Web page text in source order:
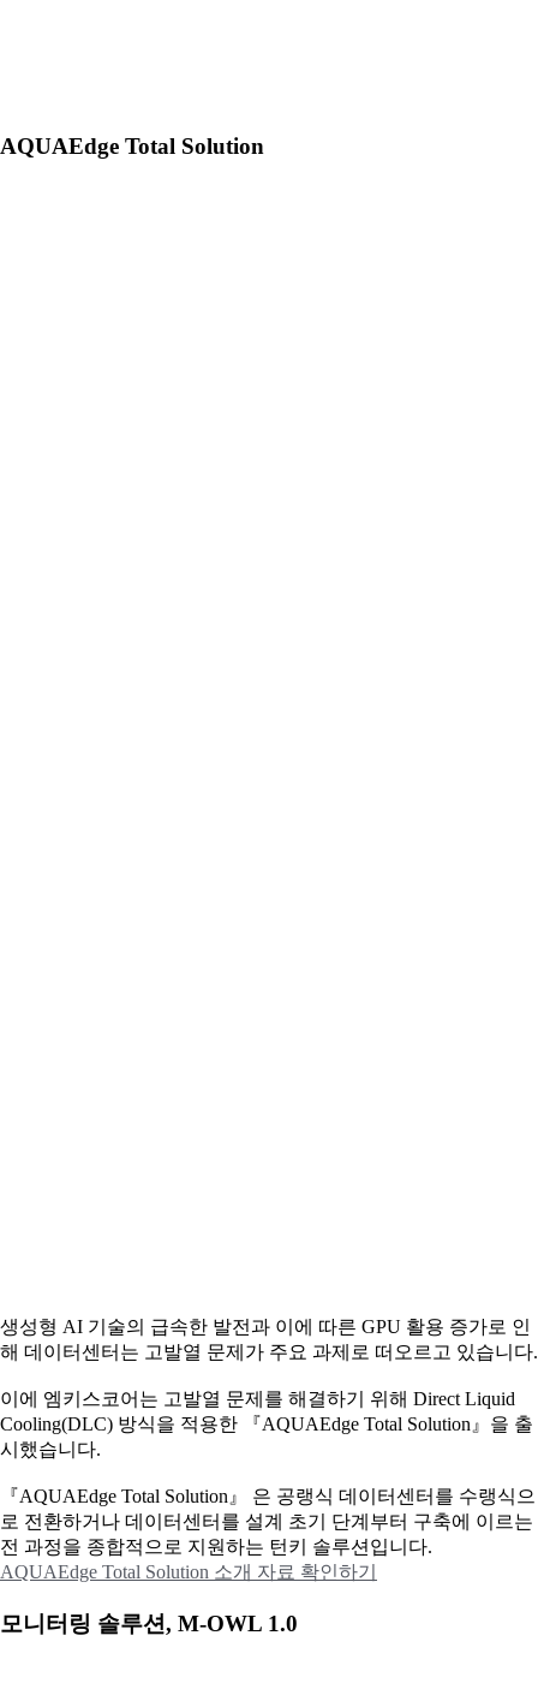
AQUAEdge Total Solution
생성형 AI 기술의 급속한 발전과 이에 따른 GPU 활용 증가로 인
해 데이터센터는 고발열 문제가 주요 과제로 떠오르고 있습니다.
이에 엠키스코어는 고발열 문제를 해결하기 위해 Direct Liquid
Cooling(DLC) 방식을 적용한 『AQUAEdge Total Solution』을 출
시했습니다.
『AQUAEdge Total Solution』 은 공랭식 데이터센터를 수랭식으
로 전환하거나 데이터센터를 설계 초기 단계부터 구축에 이르는
전 과정을 종합적으로 지원하는 턴키 솔루션입니다.
AQUAEdge Total Solution 소개 자료 확인하기
모니터링 솔루션, M-OWL 1.0